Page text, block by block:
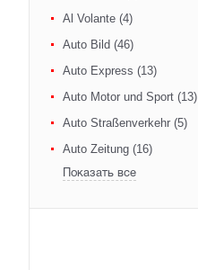
Al Volante (4)
Auto Bild (46)
Auto Express (13)
Auto Motor und Sport (13)
Auto Straßenverkehr (5)
Auto Zeitung (16)
Показать все